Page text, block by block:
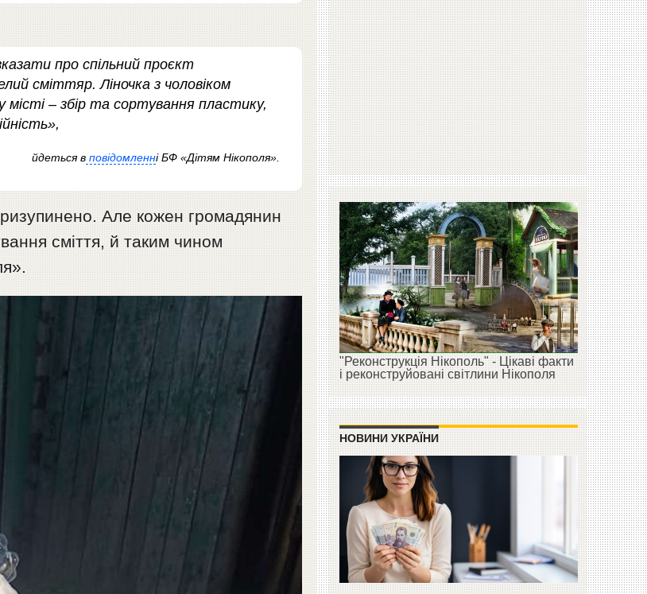
про спільний проєкт
сміттяр. Ліночка з чоловіком
– збір та сортування пластику,
йдеться вповідомленні БФ «Дітям Нікополя».
Але кожен громадянин
сміття, й таким чином
"Реконструкція Нікополь" - Цікаві факти
і реконструйовані світлини Нікополя
НОВИНИ УКРАЇНИ